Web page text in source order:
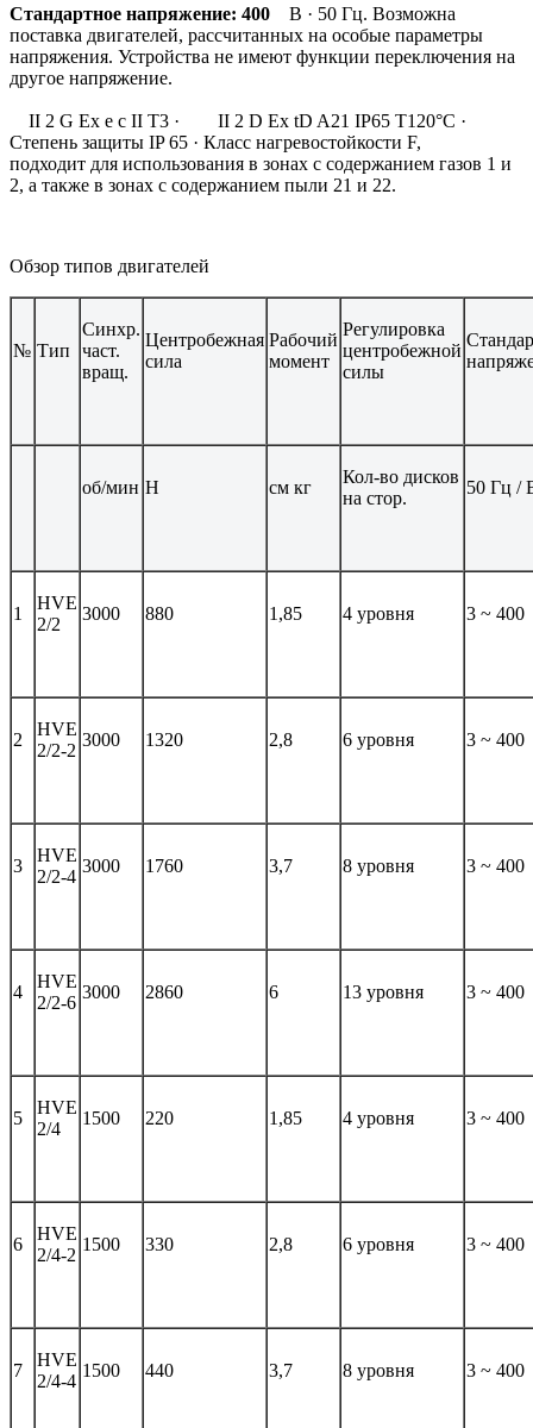
Стандартное напряжение: 400 В · 50 Гц. Возможна
поставка двигателей, рассчитанных на особые параметры
напряжения. Устройства не имеют функции переключения на
другое напряжение.
II 2 G Ex e c II T3 · II 2 D Ex tD A21 IP65 T120°C ·
Степень защиты IP 65 · Класс нагревостойкости F,
подходит для использования в зонах с содержанием газов 1 и
2, а также в зонах с содержанием пыли 21 и 22.
Обзор типов двигателей
№ Тип
Синхр.
част.
вращ.
Центробежная
сила
Рабочий
момент
Регулировка
центробежной
силы
об/мин Н см кг
Кол-во дисков
на стор.
50 Гц /
1
HVE
2/2
3000 880 1,85 4 уровня 3 ~ 400
2
HVE
2/2-2
3000 1320 2,8 6 уровня 3 ~ 400
3
HVE
2/2-4
3000 1760 3,7 8 уровня 3 ~ 400
4
HVE
2/2-6
3000 2860 6 13 уровня 3 ~ 400
5
HVE
2/4
1500 220 1,85 4 уровня 3 ~ 400
6
HVE
2/4-2
1500 330 2,8 6 уровня 3 ~ 400
7
HVE
2/4-4
1500 440 3,7 8 уровня 3 ~ 400